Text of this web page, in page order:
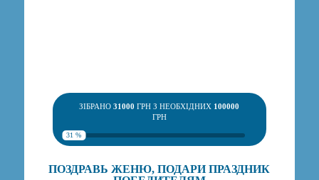
ЗІБРАНО31000 ГРН З НЕОБХІДНИХ 100000
ГРН
31 %
ПОЗДРАВЬ ЖЕНЮ, ПОДАРИ ПРАЗДНИК